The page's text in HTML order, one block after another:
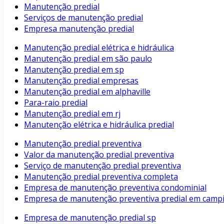
Manutenção predial
Serviços de manutenção predial
Empresa manutenção predial
Manutenção predial elétrica e hidráulica
Manutenção predial em são paulo
Manutenção predial em sp
Manutenção predial empresas
Manutenção predial em alphaville
Para-raio predial
Manutenção predial em rj
Manutenção elétrica e hidráulica predial
Manutenção predial preventiva
Valor da manutenção predial preventiva
Serviço de manutenção predial preventiva
Manutenção predial preventiva completa
Empresa de manutenção preventiva condominial
Empresa de manutenção preventiva predial em
Empresa de manutenção predial sp